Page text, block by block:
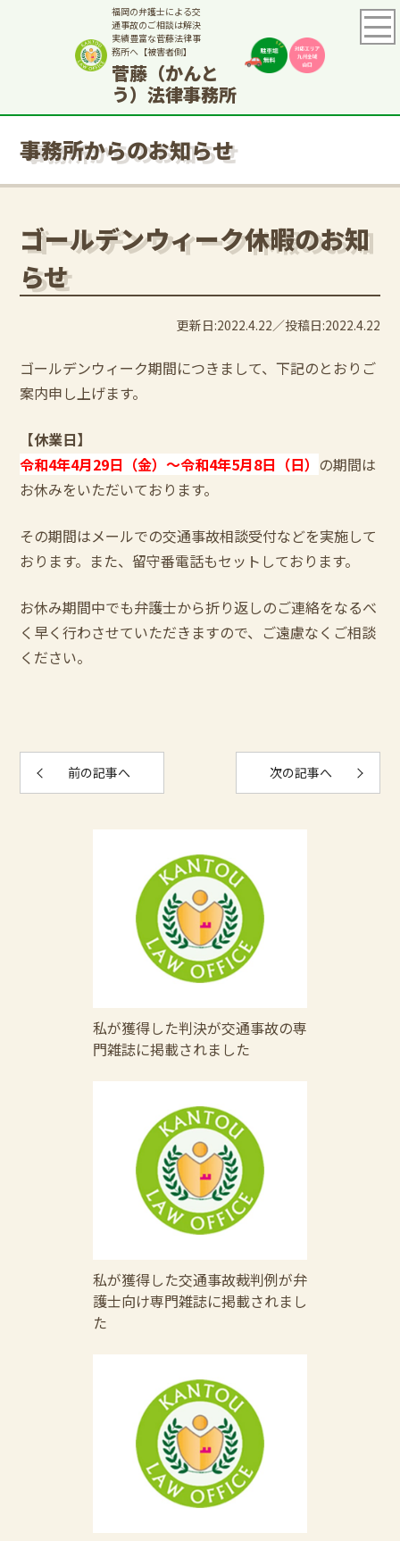
福岡の弁護士による交
通事故のご相談は解決
実績豊富な菅藤法律事
務所へ【被害者側】
菅藤（かんと
う）法律事務所
事務所からのお知らせ
ゴールデンウィーク休暇のお知
らせ
更新日:2022.4.22 投稿日:2022.4.22
ゴールデンウィーク期間につきまして、下記のとおりご
案内申し上げます。
【休業日】
令和4年4月29日（金）～令和4年5月8日（日） の期間は
お休みをいただいております。
その期間はメールでの交通事故相談受付などを実施して
おります。また、留守番電話もセットしております。
お休み期間中でも弁護士から折り返しのご連絡をなるべ
く早く行わさせていただきますので、ご遠慮なくご相談
ください。
前の記事へ 次の記事へ
私が獲得した判決が交通事故の専
門雑誌に掲載されました
私が獲得した交通事故裁判例が弁
護士向け専門雑誌に掲載されまし
た